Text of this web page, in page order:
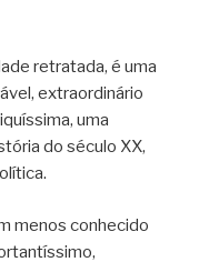
retratada, é uma
extraordinário
uma
do século XX,
menos conhecido